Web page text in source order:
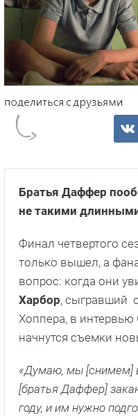
Братья Даффер
не такими
Финал четвертого
только вышел, а
вопрос: когда они
Харбор, сыгравший
Хоппера, в интервью
начнутся съемки
«Думаю, мы [снимем]
[братья Даффер]
году, и им нужно